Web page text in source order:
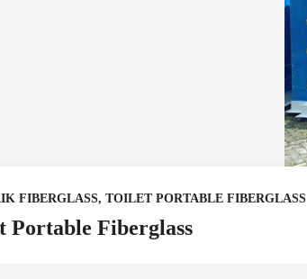
FIBERGLASS, TOILET PORTABLE FIBERGLASS
Portable Fiberglass